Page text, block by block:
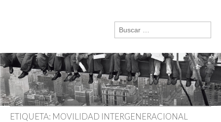
Buscar:
ETIQUETA: MOVILIDAD INTERGENERACIONAL